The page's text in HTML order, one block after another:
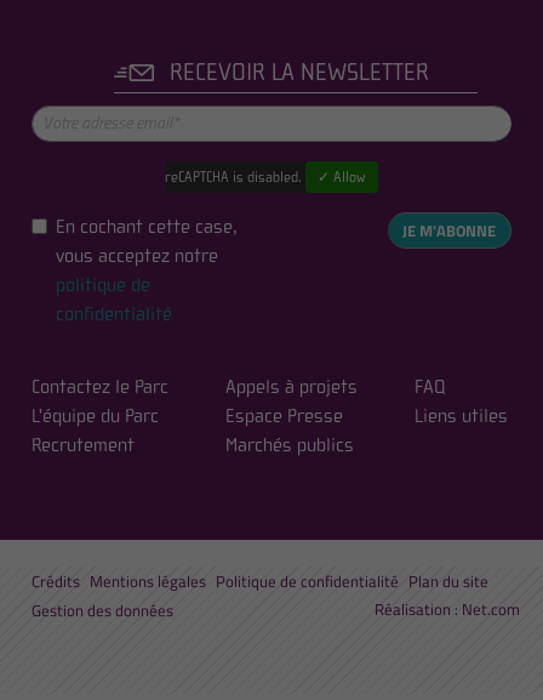
RECEVOIR LA NEWSLETTER
reCAPTCHA is disabled. ✓ Allow
En cochant cette case,
vous acceptez notre
politique de
confidentialité
JE M'ABONNE
Contactez le Parc
L'équipe du Parc
Recrutement
Appels à projets
Espace Presse
Marchés publics
FAQ
Liens utiles
Crédits Mentions légales Politique de confidentialité Plan du site
Réalisation : Net.com
Gestion des données